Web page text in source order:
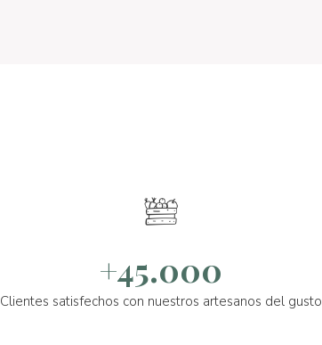
+45.000
Clientes satisfechos con nuestros artesanos del gusto